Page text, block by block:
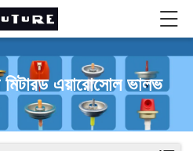
মিটারড এয়ারোসোল ভালভ